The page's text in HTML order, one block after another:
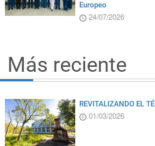
Europeo
24/07/2026
Más reciente
REVITALIZANDO EL TÉ
01/03/2026